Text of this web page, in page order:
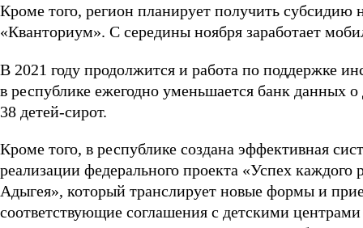
Кроме того, регион планирует получить субсидию
«Кванториум». С середины ноября заработает
В 2021 году продолжится и работа по поддержке
в республике ежегодно уменьшается банк данных
38 детей-сирот.
Кроме того, в республике создана эффективная
реализации федерального проекта «Успех
Адыгея», который транслирует новые формы и
соответствующие соглашения с детскими